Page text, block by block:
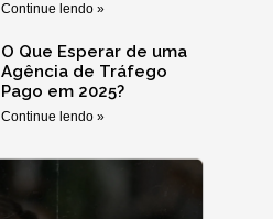
Continue lendo »
O Que Esperar de uma
Agência de Tráfego
Pago em 2025?
Continue lendo »